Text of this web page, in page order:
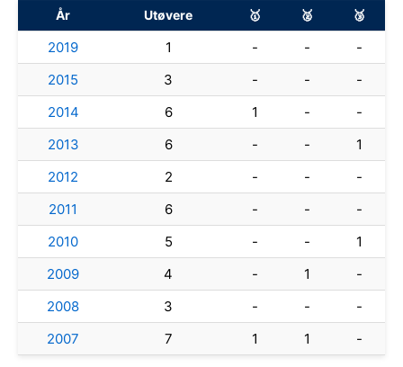
År Utøvere 🥇 🥈 🥉
2019 1 - -
-
2015
3 - -
-
2014
6 1 -
-
2013
6 - -
1
2012
2 - -
-
2011
6 - -
-
2010
5 - -
1
2009
4 - 1
-
2008
3 - -
-
2007
7 1 1 -